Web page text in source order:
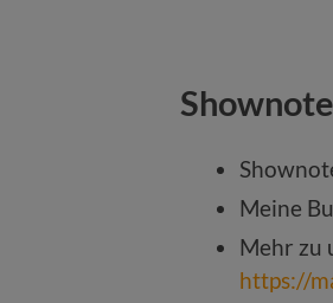
Meine
Mehr zu
https://